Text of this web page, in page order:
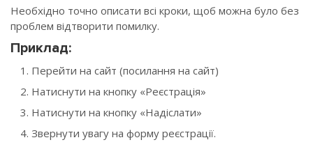
Необхідно точно описати всі кроки, щоб можна було без
проблем відтворити помилку.
Приклад:
Перейти на сайт (посилання на сайт)
Натиснути на кнопку «Реєстрація»
Натиснути на кнопку «Надіслати»
Звернути увагу на форму реєстрації.